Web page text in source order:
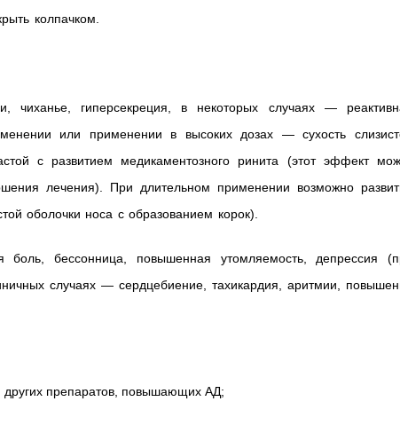
колпачком.
чиханье, гиперсекреция, в некоторых случаях —
или применении в высоких дозах — сухость
с развитием медикаментозного ринита (этот эффект
лечения). При длительном применении возможно
оболочки носа с образованием корок).
бессонница, повышенная утомляемость, депрессия
случаях — сердцебиение, тахикардия, аритмии,
препаратов, повышающих АД;